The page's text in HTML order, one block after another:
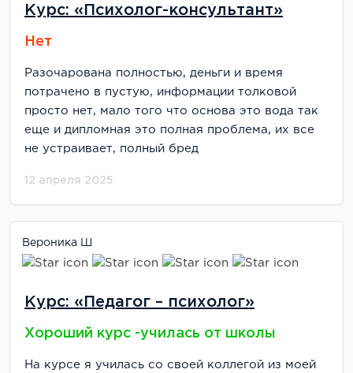
Курс: «Психолог-консультант»
Нет
Разочарована полностью, деньги и время
потрачено в пустую, информации толковой
просто нет, мало того что основа это вода так
еще и дипломная это полная проблема, их все
не устраивает, полный бред
12 апреля 2025
Вероника Ш
Курс: «Педагог – психолог»
Хороший курс -училась от школы
На курсе я училась со своей коллегой из моей